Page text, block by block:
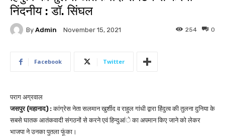
निंदनीय : डॉ. सिंघल
By Admin November 15, 2021 0
254
Facebook Twitter
पराग अग्रवाल
जसपुर (महानाद) :कांग्रेस नेता सलमान खुर्शीद व राहुल गांधी द्वारा हिंदुत्व की तुलना दुनिया के
सबसे घातक आतंकवादी संगठनों से करने एवं हिन्दुआंे का अपमान किए जाने को लेकर
भाजपा ने उनका पुतला फूंका।